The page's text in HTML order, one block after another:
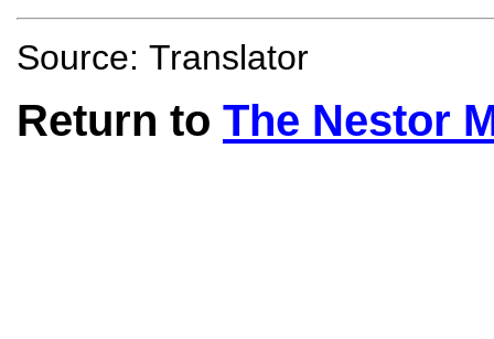
Source: Translator
Return to The Nestor